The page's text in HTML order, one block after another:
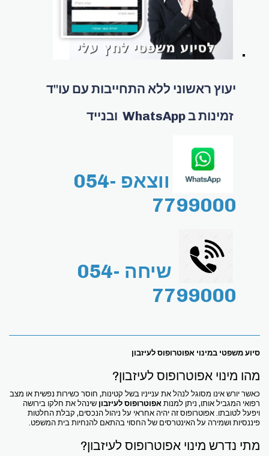
יעוץ ראשוני ללא התחייבות עם עו"ד
זמינות ב WhatsApp ובנייד
ווצאפ 054-
7799000
שיחה 054-
7799000
סיוע משפטי במינוי אפוטרופוס לעיזבון
מהו מינוי אפוטרופוס לעיזבון?
כאשר יורש אינו מסוגל לנהל את ענייניו בשל קטינות, חוסר כשירות נפשית או מצב
רפואי המגביל אותו, ניתן למנותאפוטרופוס לעיזבון שינהל את חלקו בירושה
ויפעל לטובתו. אפוטרופוס זה יהיה אחראי על ניהול הנכסים, קבלת החלטות
פיננסיות ושמירה על האינטרסים של החסוי בהתאם להנחיות בית המשפט.
מתי נדרש מינוי אפוטרופוס לעיזבון?